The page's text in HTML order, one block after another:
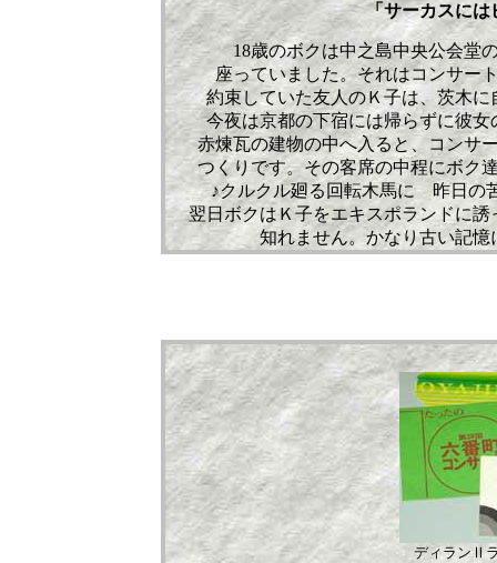
「サーカスに
18歳のボクは中之島中央公会堂
座っていました。それはコンサー
約束していた友人のＫ子は、茨木
今夜は京都の下宿には帰らずに彼
赤煉瓦の建物の中へ入ると、コンサ
つくりです。その客席の中程にボク
♪クルクル廻る回転木馬に 昨日
翌日ボクはＫ子をエキスポランドに
知れません。かなり古い記憶
ディランⅡ